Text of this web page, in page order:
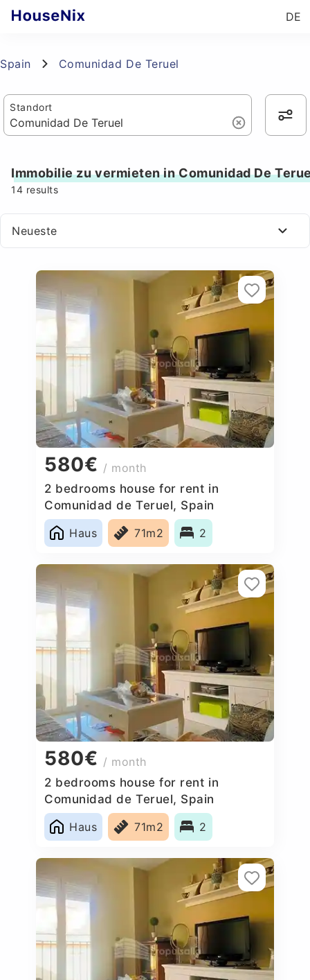
DE
Spain Comunidad De Teruel
Standort
Immobilie zu vermieten in Comunidad De
14 results
Neueste
580€ / month
2 bedrooms house for rent in
Comunidad de Teruel, Spain
Haus
71m2 2
580€ / month
2 bedrooms house for rent in
Comunidad de Teruel, Spain
Haus
71m2 2